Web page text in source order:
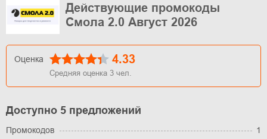
Действующие промокоды
Смола 2.0 Август 2026
Оценка 4.33
Средняя оценка 3 чел.
Доступно 5 предложений
Промокодов
1